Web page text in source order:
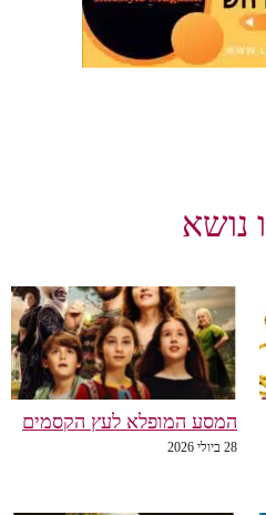
נושא
המסע המופלא לעץ הקסמים
28 ביולי 2026